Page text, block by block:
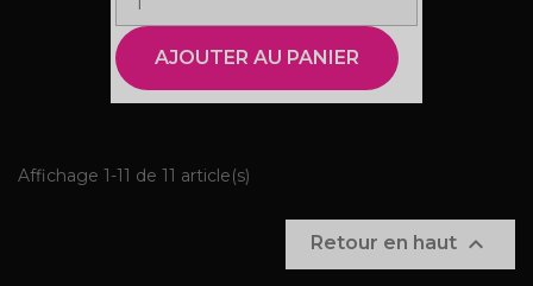
AJOUTER AU PANIER
Affichage 1-11 de 11 article(s)
Retour en haut 